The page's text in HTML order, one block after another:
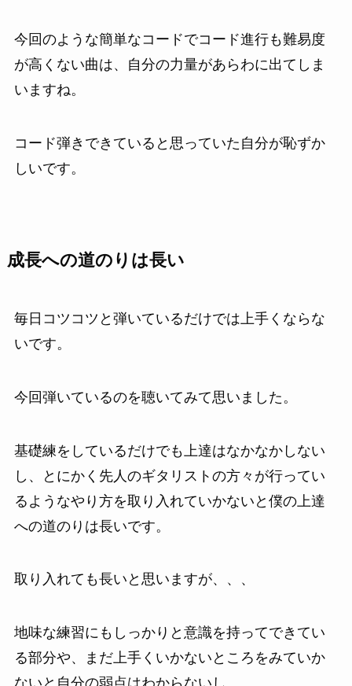
今回のような簡単なコードでコード進行も難易度
が高くない曲は、自分の力量があらわに出てしま
いますね。
コード弾きできていると思っていた自分が恥ずか
しいです。
成長への道のりは長い
毎日コツコツと弾いているだけでは上手くならな
いです。
今回弾いているのを聴いてみて思いました。
基礎練をしているだけでも上達はなかなかしない
し、とにかく先人のギタリストの方々が行ってい
るようなやり方を取り入れていかないと僕の上達
への道のりは長いです。
取り入れても長いと思いますが、、、
地味な練習にもしっかりと意識を持ってできてい
る部分や、まだ上手くいかないところをみていか